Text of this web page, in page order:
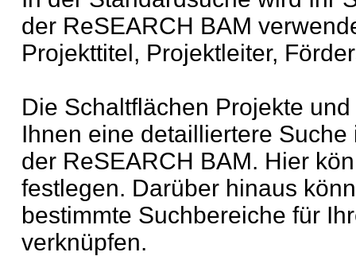
der ReSEARCH BAM
Projekttitel, Projektleiter,
Die Schaltflächen Projekte
Ihnen eine detailliertere
der ReSEARCH BAM. Hier
festlegen. Darüber hinaus
bestimmte Suchbereiche für
verknüpfen.